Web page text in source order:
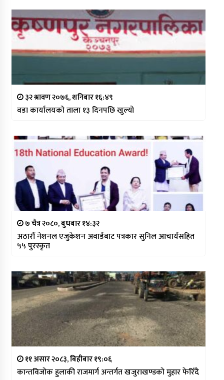
३२ श्रावण २०७६, शनिबार १६:४९
वडा कार्यालयको ताला १३ दिनपछि खुल्यो
७ चैत्र २०८०, बुधबार १४:३२
अठारौं नेशनल एजुकेशन अवार्डबाट पत्रकार सुनिल आचार्यसहित
५५ पुरस्कृत
११ असार २०८३, बिहीबार १९:०६
कान्तविजोक हुलाकी राजमार्ग अन्तर्गत खजुराखण्डको मुहार फेरिँदै